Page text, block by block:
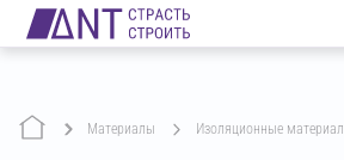
Материалы изоляционные